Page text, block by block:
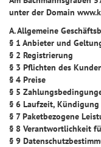
unter der Domain
A. Allgemeine
§ 1 Anbieter und
§ 2 Registrierung
§ 3 Pflichten des
§ 4 Preise
§ 5
§ 6 Laufzeit,
§ 7 Paketbezogene
§ 8 Verantwortlichkeit
§ 9